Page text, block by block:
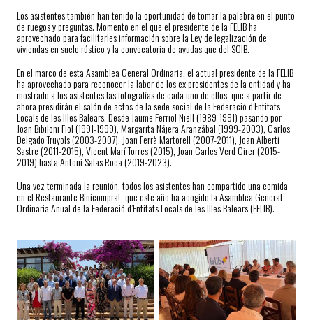
Los asistentes también han tenido la oportunidad de tomar la palabra en el punto
de ruegos y preguntas. Momento en el que el presidente de la FELIB ha
aprovechado para facilitarles información sobre la Ley de legalización de
viviendas en suelo rústico y la convocatoria de ayudas que del SOIB.
En el marco de esta Asamblea General Ordinaria, el actual presidente de la FELIB
ha aprovechado para reconocer la labor de los ex presidentes de la entidad y ha
mostrado a los asistentes las fotografías de cada uno de ellos, que a partir de
ahora presidirán el salón de actos de la sede social de la Federació d’Entitats
Locals de les Illes Balears. Desde Jaume Ferriol Niell (1989-1991) pasando por
Joan Bibiloni Fiol (1991-1999), Margarita Nájera Aranzábal (1999-2003), Carlos
Delgado Truyols (2003-2007), Joan Ferrà Martorell (2007-2011), Joan Albertí
Sastre (2011-2015), Vicent Marí Torres (2015), Joan Carles Verd Cirer (2015-
2019) hasta Antoni Salas Roca (2019-2023).
Una vez terminada la reunión, todos los asistentes han compartido una comida
en el Restaurante Binicomprat, que este año ha acogido la Asamblea General
Ordinaria Anual de la Federació d’Entitats Locals de les Illes Balears (FELIB).